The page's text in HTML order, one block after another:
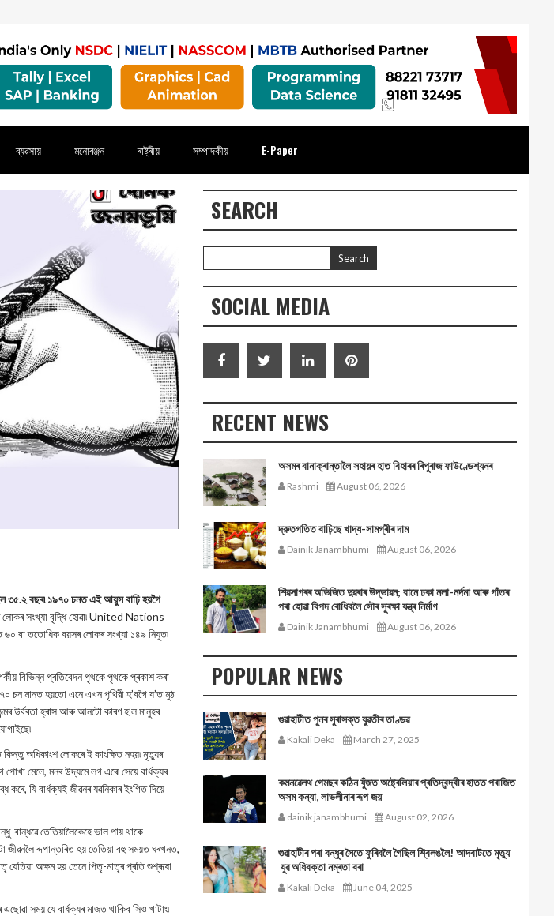
ব্যৱসায় মনোৰঞ্জন ৰাষ্ট্ৰীয় সম্পাদকীয় E-Paper
৩৫.২ বছৰ৷ ১৯৭০ চনত এই আয়ুস বাঢ়ি হয়গৈ
লোকৰ সংখ্যা বৃদ্ধি হোৱা৷ United Nations
ততোধিক বয়সৰ লোকৰ সংখ্যা ১৪৯ নিযুত৷
বিভিন্ন প্ৰতিবেদন পৃথকে পৃথকে প্ৰকাশ কৰা
চন মানত হয়তো এনে এখন পৃথিৱী হ’বগৈ য’ত মুঠ
উৰ্বৰতা হ্ৰাস আৰু আনটো কাৰণ হ’ল মানুহৰ
অধিকাংশ লোকৰে ই কাংক্ষিত নহয়৷ মৃত্যুৰ
মেলে, মনৰ উদ্যমে লগ এৰে৷ সেয়ে বাৰ্ধক্যৰ
যি বাৰ্ধক্যই জীৱনৰ যৱনিকাৰ ইংগিত দিয়ে
বান্ধৱে তেতিয়ালৈকেহে ভাল পায় থাকে
জীৱনলৈ ৰূপান্তৰিত হয় তেতিয়া বহু সময়ত ঘৰখনত,
যেতিয়া অক্ষম হয় তেনে পিতৃ-মাতৃৰ প্ৰতি শুশ্ৰূষা
সময় যে বাৰ্ধক্যৰ মাজত থাকিব সিও খাটাং৷
SEARCH
SOCIAL MEDIA
RECENT NEWS
অসমৰ বানাক্ৰান্তালৈ সহায়ৰ হাত বিহাৰৰ ৰিপুৰাজ ফাউণ্ডেশ্যনৰ
Rashmi August 06, 2026
দ্রুতগতিত বাঢ়িছে খাদ্য-সামগ্ৰীৰ দাম
Dainik Janambhumi August 06, 2026
শিৱসাগৰৰ অভিজিত দুৱৰাৰ উদ্ভাৱন; বানে ঢকা নলা-নৰ্দমা আৰু গাঁতৰ
পৰা হোৱা বিপদ ৰোধিবলৈ সৌৰ সুৰক্ষা যন্ত্ৰ নিৰ্মাণ
Dainik Janambhumi August 06, 2026
POPULAR NEWS
গুৱাহাটীত পুনৰ সুৰাসক্ত যুৱতীৰ তাণ্ডৱ
Kakali Deka March 27, 2025
কমনৱেলথ গেমছৰ কঠিন যুঁজত অষ্ট্ৰেলিয়াৰ প্ৰতিদ্বন্দ্বীৰ হাতত পৰাজিত
অসম কন্যা, লাভলীনাৰ ৰূপ জয়
dainik janambhumi August 02, 2026
গুৱাহাটীৰ পৰা বন্ধুৰ সৈতে ফুৰিবলৈ গৈছিল শ্বিলঙলৈ! আদবাটতে মৃত্যু
যুৱ অধিবক্তা নম্ৰতা বৰা
Kakali Deka June 04, 2025